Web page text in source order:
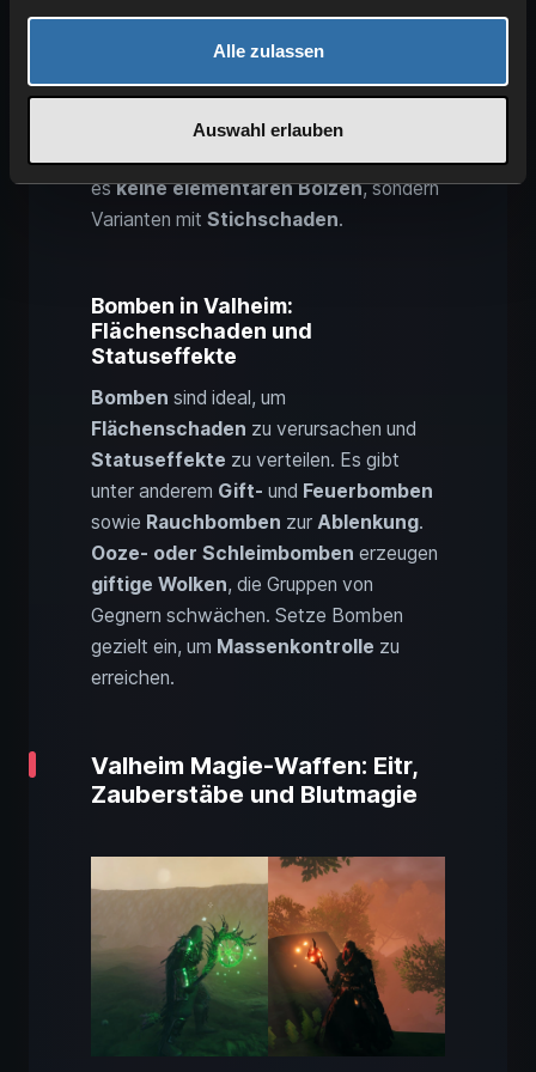
Alle zulassen
Auswahl erlauben
. Du musst sie nicht spannen,
sondernmit Bolzen nachladen. Ihre
Schüsse sindgeradlinigundzielgenau
der Schaden ist vergleichbar. Aktuell gibt
eskeine elementaren Bolzen, sondern
Varianten mit Stichschaden.
Bomben in Valheim:
Flächenschaden und
Statuseffekte
Bomben sind ideal, um
Flächenschaden zu verursachen und
Statuseffekte zu verteilen. Es gibt
unter anderem Gift- und Feuerbomben
sowie Rauchbomben zur Ablenkung.
Ooze- oder Schleimbomben erzeugen
giftige Wolken, die Gruppen von
Gegnern schwächen. Setze Bomben
gezielt ein, um Massenkontrolle zu
erreichen.
Valheim Magie-Waffen: Eitr,
Zauberstäbe und Blutmagie